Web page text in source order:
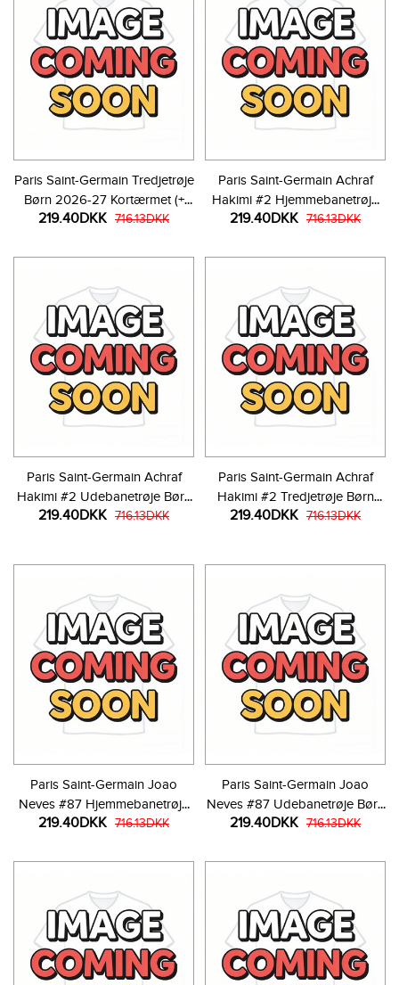
Paris Saint-Germain Tredjetrøje
Børn 2026-27 Kortærmet (+
Korte bukser)
219.40DKK 716.13DKK
Paris Saint-Germain Achraf
Hakimi #2 Hjemmebanetrøje
Børn 2026-27 Kortærmet (+
219.40DKK 716.13DKK
Paris Saint-Germain Achraf
Hakimi #2 Udebanetrøje Børn
2026-27 Kortærmet (+ Korte
219.40DKK 716.13DKK
Paris Saint-Germain Achraf
Hakimi #2 Tredjetrøje Børn
2026-27 Kortærmet (+ Korte
219.40DKK 716.13DKK
Paris Saint-Germain Joao
Neves #87 Hjemmebanetrøje
Børn 2026-27 Kortærmet (+
219.40DKK 716.13DKK
Paris Saint-Germain Joao
Neves #87 Udebanetrøje Børn
2026-27 Kortærmet (+ Korte
219.40DKK 716.13DKK